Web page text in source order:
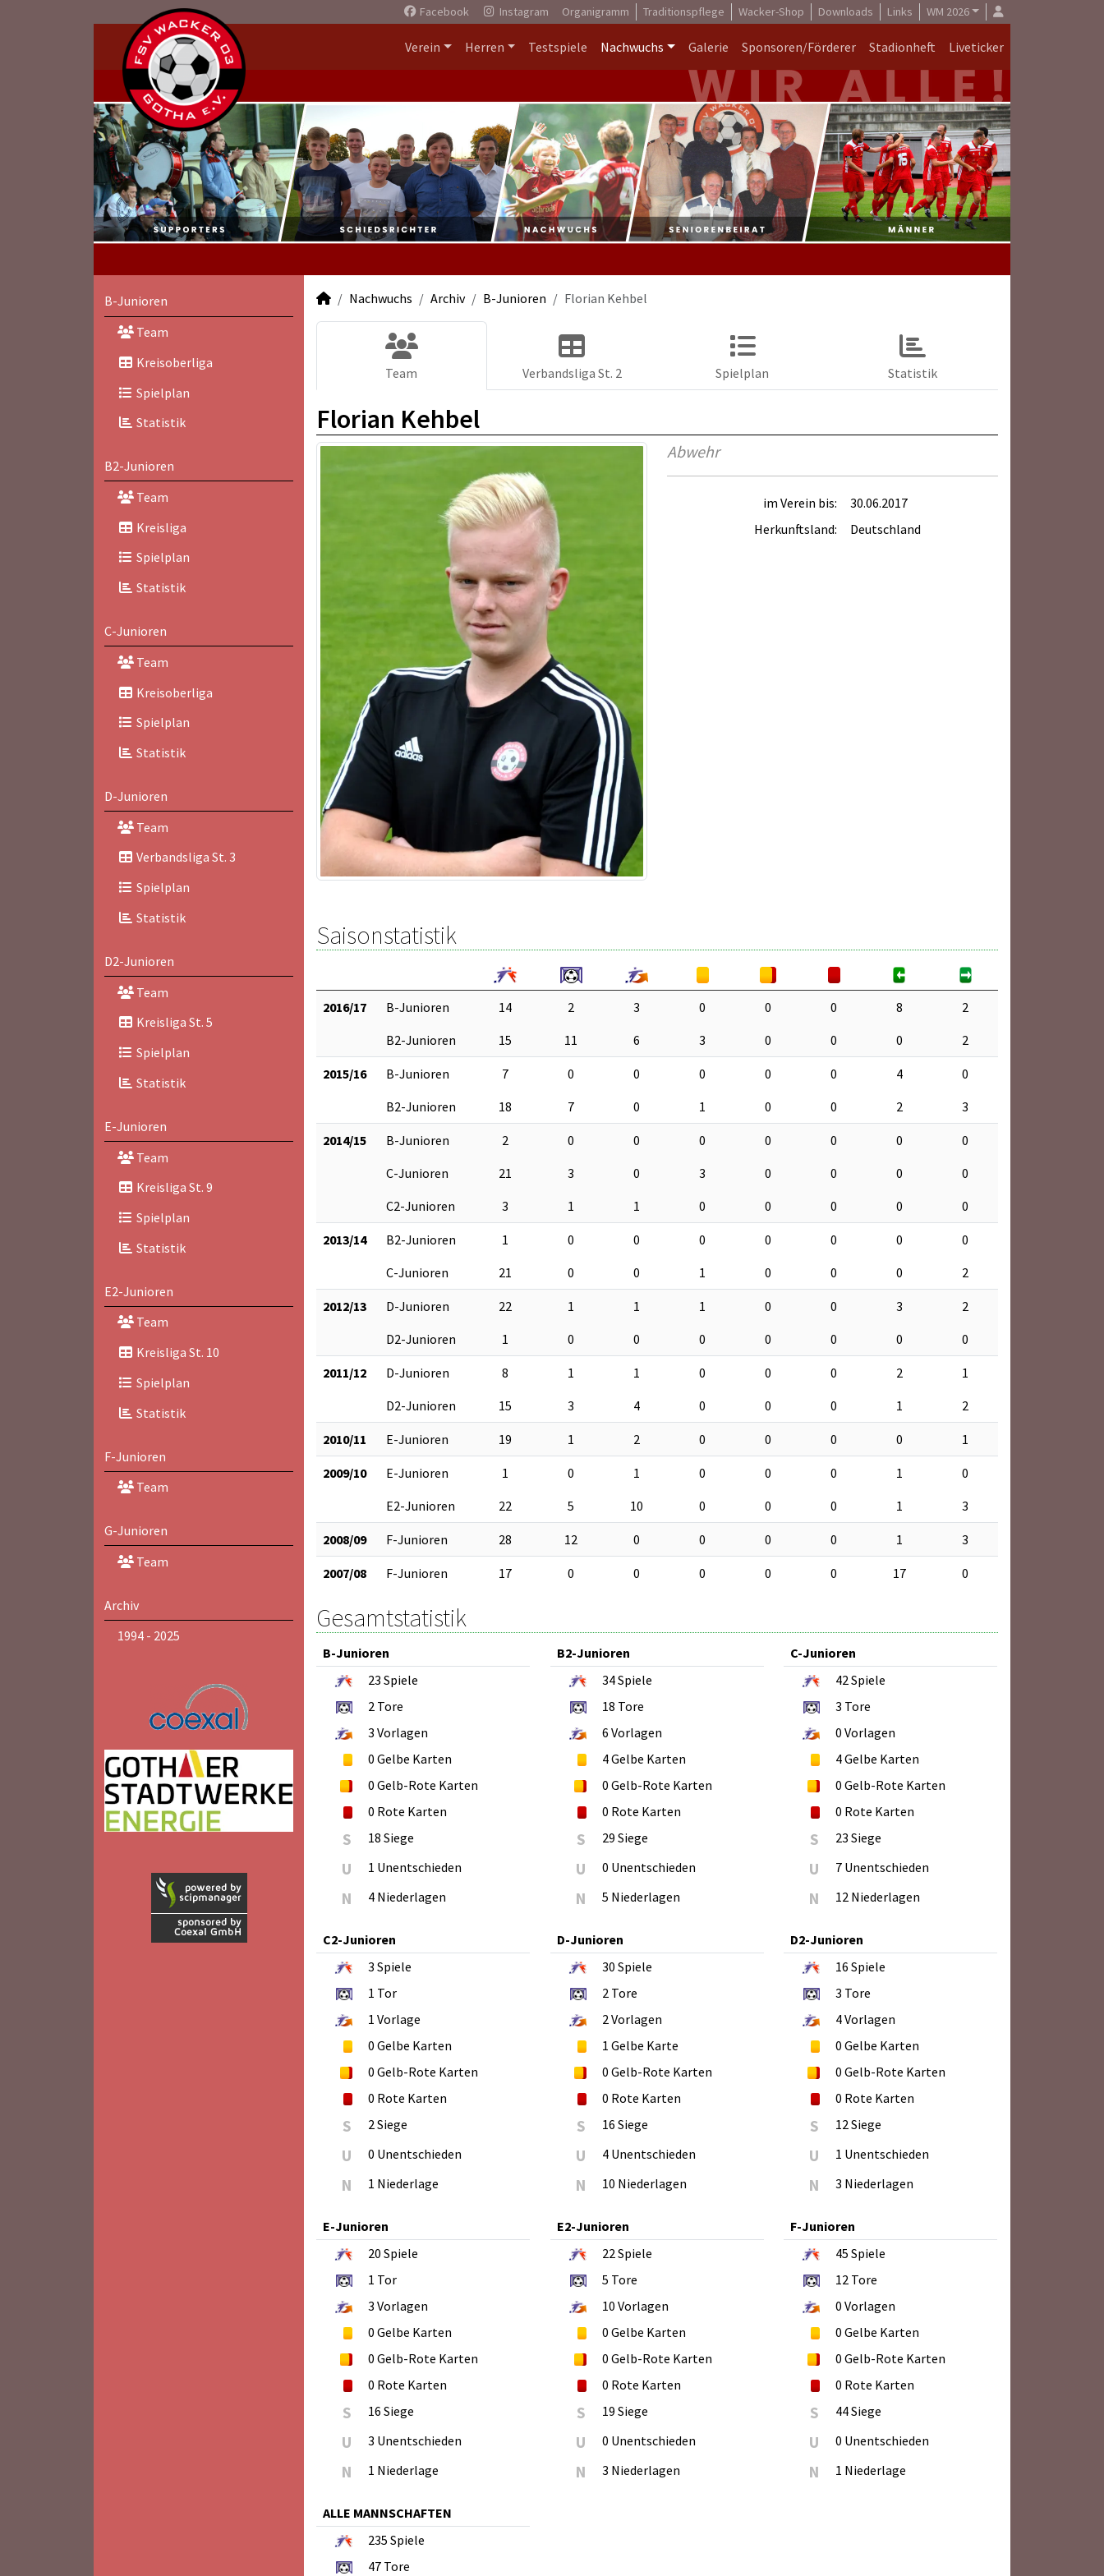
Facebook Instagram Organigramm Traditionspflege Wacker-Shop Downloads Links WM 2026
Verein Herren Testspiele Nachwuchs Galerie Sponsoren/Förderer Stadionheft Liveticker
B-Junioren
Team
Kreisoberliga
Spielplan
Statistik
B2-Junioren
Team
Kreisliga
Spielplan
Statistik
C-Junioren
Team
Kreisoberliga
Spielplan
Statistik
D-Junioren
Team
Verbandsliga St. 3
Spielplan
Statistik
D2-Junioren
Team
Kreisliga St. 5
Spielplan
Statistik
E-Junioren
Team
Kreisliga St. 9
Spielplan
Statistik
E2-Junioren
Team
Kreisliga St. 10
Spielplan
Statistik
F-Junioren
Team
G-Junioren
Team
Archiv
1994 - 2025
Nachwuchs Archiv B-Junioren Florian Kehbel
Team Verbandsliga St. 2 Spielplan Statistik
Florian Kehbel
Abwehr
im Verein bis:
30.06.2017
Herkunftsland:
Deutschland
Saisonstatistik
2016/17 B-Junioren 14 2 3 0 0 0 8
2
B2-Junioren
15 11 6 3 0 0 0 2
2015/16 B-Junioren 7 0 0 0 0 0 4
0
B2-Junioren
18 7 0 1 0 0 2 3
2014/15 B-Junioren 2 0 0 0 0 0 0
0
C-Junioren
21 3 0 3 0 0 0
0
C2-Junioren
3 1 1 0 0 0 0 0
2013/14 B2-Junioren 1 0 0 0 0 0 0
0
C-Junioren
21 0 0 1 0 0 0 2
2012/13 D-Junioren 22 1 1 1 0 0 3
2
D2-Junioren
1 0 0 0 0 0 0 0
2011/12 D-Junioren 8 1 1 0 0 0 2
1
D2-Junioren
15 3 4 0 0 0 1 2
2010/11 E-Junioren 19 1 2 0 0 0 0 1
2009/10 E-Junioren 1 0 1 0 0 0 1
0
E2-Junioren
22 5 10 0 0 0 1 3
2008/09 F-Junioren 28 12 0 0 0 0 1 3
2007/08 F-Junioren 17 0 0 0 0 0 17 0
Gesamtstatistik
B-Junioren
23 Spiele
2 Tore
3 Vorlagen
0 Gelbe Karten
0 Gelb-Rote Karten
0 Rote Karten
S 18 Siege
U 1 Unentschieden
N 4 Niederlagen
B2-Junioren
34Spiele
18 Tore
6 Vorlagen
4Gelbe Karten
0 Gelb-Rote Karten
0 Rote Karten
S 29 Siege
U 0 Unentschieden
N 5 Niederlagen
C-Junioren
42Spiele
3 Tore
0 Vorlagen
4Gelbe Karten
0 Gelb-Rote Karten
0 Rote Karten
S 23 Siege
U 7 Unentschieden
N 12 Niederlagen
C2-Junioren
3 Spiele
1 Tor
1 Vorlage
0 Gelbe Karten
0 Gelb-Rote Karten
0 Rote Karten
S 2 Siege
U 0 Unentschieden
N 1 Niederlage
D-Junioren
30 Spiele
2Tore
2Vorlagen
1 Gelbe Karte
0 Gelb-Rote Karten
0 Rote Karten
S 16 Siege
U 4 Unentschieden
N 10 Niederlagen
D2-Junioren
16 Spiele
3 Tore
4Vorlagen
0 Gelbe Karten
0 Gelb-Rote Karten
0 Rote Karten
S 12 Siege
U 1 Unentschieden
N 3 Niederlagen
E-Junioren
20 Spiele
1 Tor
3 Vorlagen
0 Gelbe Karten
0 Gelb-Rote Karten
0 Rote Karten
S 16 Siege
U 3 Unentschieden
N 1 Niederlage
E2-Junioren
22Spiele
5 Tore
10 Vorlagen
0 Gelbe Karten
0 Gelb-Rote Karten
0 Rote Karten
S 19 Siege
U 0 Unentschieden
N 3 Niederlagen
F-Junioren
45 Spiele
12 Tore
0 Vorlagen
0 Gelbe Karten
0 Gelb-Rote Karten
0 Rote Karten
S 44 Siege
U 0 Unentschieden
N 1 Niederlage
ALLE MANNSCHAFTEN
235 Spiele
47 Tore